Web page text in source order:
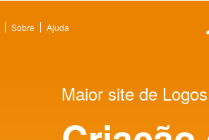
Sobre Ajuda
Maior site de